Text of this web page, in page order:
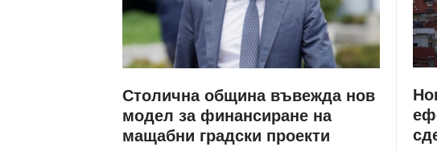
Столична община въвежда нов
модел за финансиране на
мащабни градски проекти